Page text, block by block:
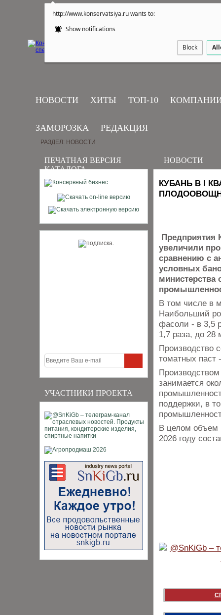
http://www.konservatsiya.ru wants to:
Show notifications
Block
НОВОСТИ ХИТЫ ТОП-10
ЗАМОРОЗКА РЕДАКЦИЯ
ПЕЧАТНАЯ ВЕРСИЯ
КАТАЛОГА
УЧАСТНИКИ ПРОЕКТА
РАЗДЕЛ: НОВОСТИ
НОВОСТИ
КУБАНЬ В I
Предприятия
увеличили
сравнению с
условных
министерства
В том числе в
Наибольший
фасоли - в 3,5
1,7 раза, до 28
Производство
томатных паст
занимается
поддержки, в
В целом объем
2026 году